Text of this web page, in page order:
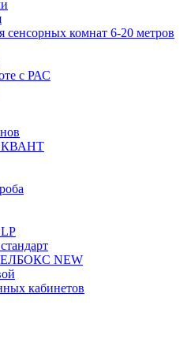
сенсорных комнат 6-20 метров
с РАС
КВАНТ
NEW
кабинетов